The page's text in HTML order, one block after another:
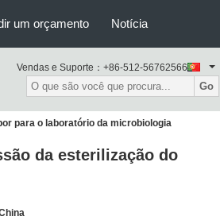
um orçamento Notícia
Vendas e Suporte： +86-512-56762566
Go
para o laboratório da microbiologia
da esterilização do